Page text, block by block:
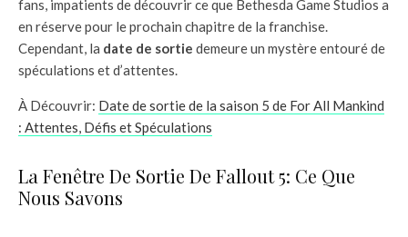
fans, impatients de découvrir ce que Bethesda Game Studios a
en réserve pour le prochain chapitre de la franchise.
Cependant, la date de sortie demeure un mystère entouré de
spéculations et d’attentes.
À Découvrir: Date de sortie de la saison 5 de For All Mankind
: Attentes, Défis et Spéculations
La Fenêtre De Sortie De Fallout 5: Ce Que
Nous Savons